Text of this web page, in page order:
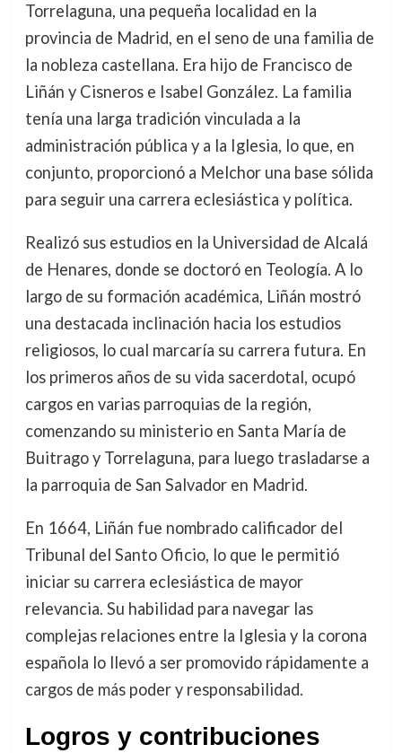
Torrelaguna, una pequeña localidad en la
provincia de Madrid, en el seno de una familia de
la nobleza castellana. Era hijo de Francisco de
Liñán y Cisneros e Isabel González. La familia
tenía una larga tradición vinculada a la
administración pública y a la Iglesia, lo que, en
conjunto, proporcionó a Melchor una base sólida
para seguir una carrera eclesiástica y política.
Realizó sus estudios en la Universidad de Alcalá
de Henares, donde se doctoró en Teología. A lo
largo de su formación académica, Liñán mostró
una destacada inclinación hacia los estudios
religiosos, lo cual marcaría su carrera futura. En
los primeros años de su vida sacerdotal, ocupó
cargos en varias parroquias de la región,
comenzando su ministerio en Santa María de
Buitrago y Torrelaguna, para luego trasladarse a
la parroquia de San Salvador en Madrid.
En 1664, Liñán fue nombrado calificador del
Tribunal del Santo Oficio, lo que le permitió
iniciar su carrera eclesiástica de mayor
relevancia. Su habilidad para navegar las
complejas relaciones entre la Iglesia y la corona
española lo llevó a ser promovido rápidamente a
cargos de más poder y responsabilidad.
Logros y contribuciones